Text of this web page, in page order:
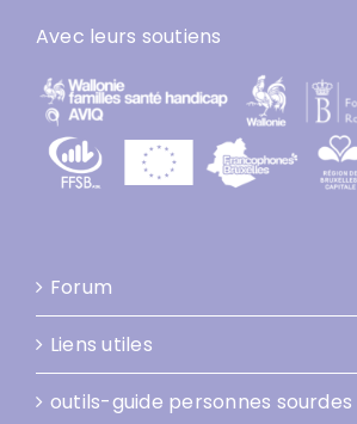
Avec leurs soutiens
Forum
Liens utiles
outils-guide personnes sourdes